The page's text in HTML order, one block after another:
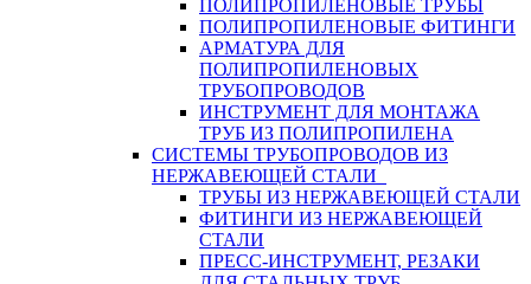
ПОЛИПРОПИЛЕНОВЫЕ ТРУБЫ
ПОЛИПРОПИЛЕНОВЫЕ ФИТИНГИ
АРМАТУРА ДЛЯ
ПОЛИПРОПИЛЕНОВЫХ
ТРУБОПРОВОДОВ
ИНСТРУМЕНТ ДЛЯ МОНТАЖА
ТРУБ ИЗ ПОЛИПРОПИЛЕНА
СИСТЕМЫ ТРУБОПРОВОДОВ ИЗ
НЕРЖАВЕЮЩЕЙ СТАЛИ
ТРУБЫ ИЗ НЕРЖАВЕЮЩЕЙ СТАЛИ
ФИТИНГИ ИЗ НЕРЖАВЕЮЩЕЙ
СТАЛИ
ПРЕСС-ИНСТРУМЕНТ, РЕЗАКИ